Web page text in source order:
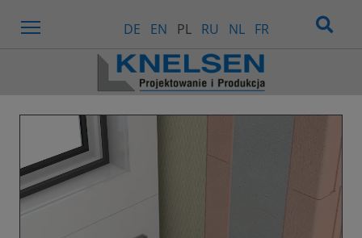
DE EN PL RU NL FR